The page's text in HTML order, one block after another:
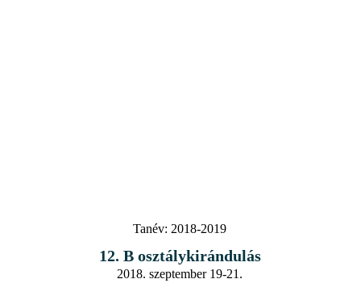
Tanév: 2018-2019
12. B osztálykirándulás
2018. szeptember 19-21.